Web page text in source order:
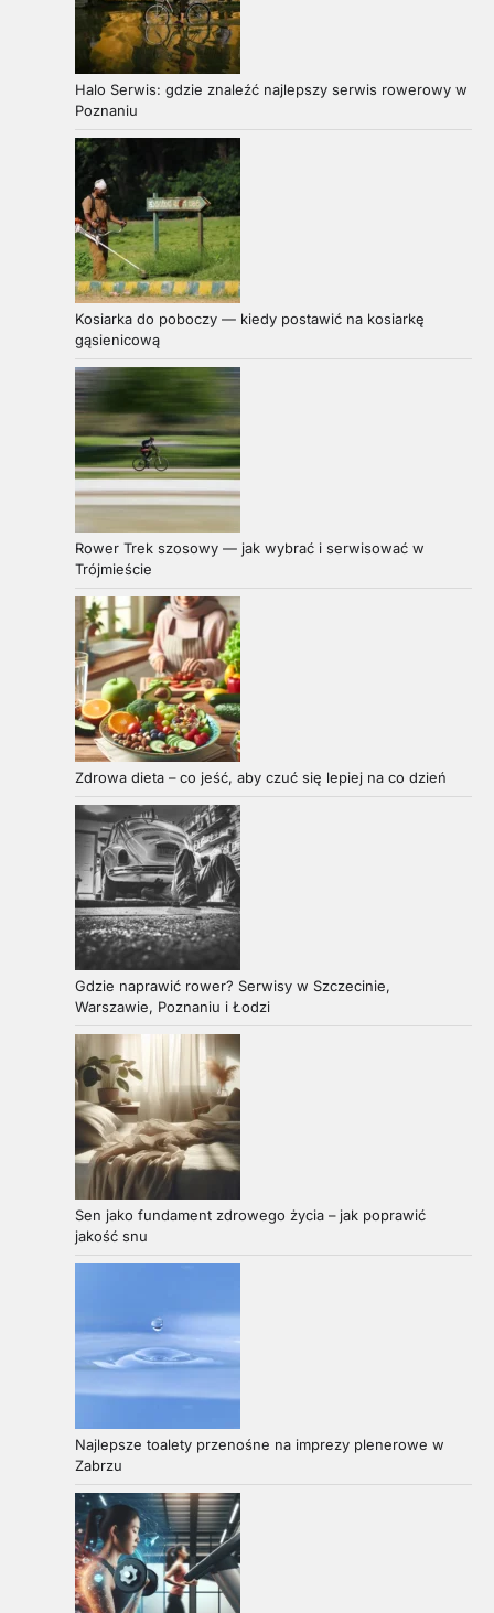
Halo Serwis: gdzie znaleźć najlepszy serwis rowerowy w
Poznaniu
Kosiarka do poboczy — kiedy postawić na kosiarkę
gąsienicową
Rower Trek szosowy — jak wybrać i serwisować w
Trójmieście
Zdrowa dieta – co jeść, aby czuć się lepiej na co dzień
Gdzie naprawić rower? Serwisy w Szczecinie,
Warszawie, Poznaniu i Łodzi
Sen jako fundament zdrowego życia – jak poprawić
jakość snu
Najlepsze toalety przenośne na imprezy plenerowe w
Zabrzu